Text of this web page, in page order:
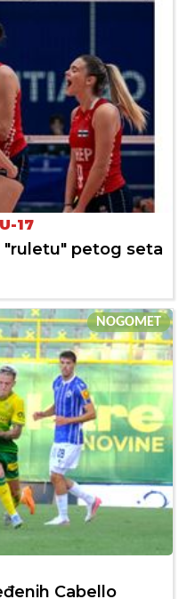
17
"ruletu" petog seta
NOGOMET
Cabello